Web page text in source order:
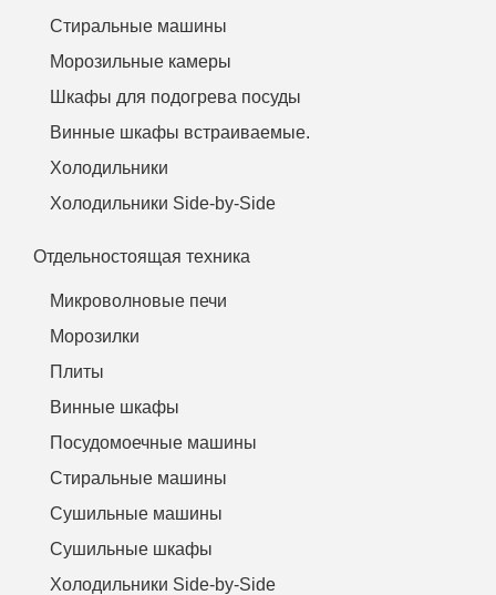
Стиральные машины
Морозильные камеры
Шкафы для подогрева посуды
Винные шкафы встраиваемые.
Холодильники
Холодильники Side-by-Side
Отдельностоящая техника
Микроволновые печи
Морозилки
Плиты
Винные шкафы
Посудомоечные машины
Стиральные машины
Сушильные машины
Сушильные шкафы
Холодильники Side-by-Side